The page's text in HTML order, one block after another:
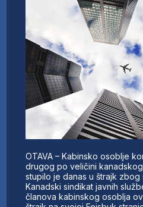
OTAVA – Kabinsko osoblje
drugog po veličini
stupilo je danas u štrajk
Kanadski sindikat javnih
članova kabinskog osoblja